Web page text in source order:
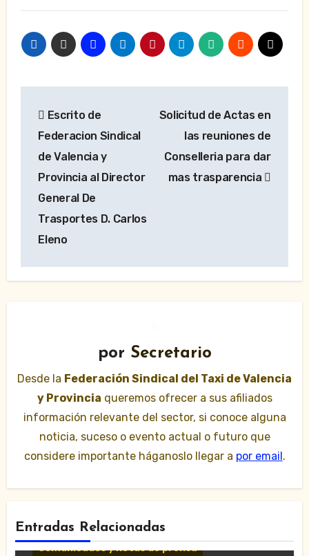
de
entradas
Escrito de
Federacion Sindical
de Valencia y
Provincia al Director
General De
Trasportes D. Carlos
Eleno
Solicitud de Actas en
las reuniones de
Conselleria para dar
mas trasparencia
por Secretario
Desde la Federación Sindical del Taxi de Valencia
y Provincia queremos ofrecer a sus afiliados
información relevante del sector, si conoce alguna
noticia, suceso o evento actual o futuro que
considere importante háganoslo llegar a por email.
Entradas Relacionadas
Comunicados y notas de prensa